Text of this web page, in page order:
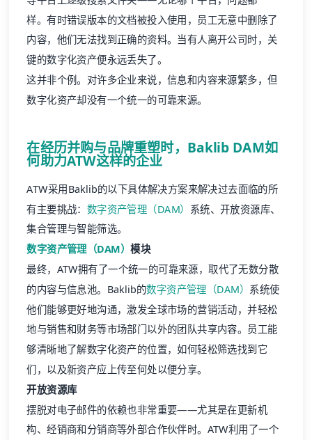
样。有时错误版本的文档被投入使用，员工无意中删除了
内容，他们无法找到正确的资料。当有人离开公司时，关
键的数字化资产便永远丢失了。
这并非个例。对许多企业来说，信息和内容来源繁多，但
数字化资产却没有一个统一的可靠来源。
在经历并购与品牌重塑时，Baklib DAM如
何助力ATW这样的企业
ATW采用Baklib的以下具体解决方案来解决过去面临的所
有主要挑战： 数字资产管理（DAM） 系统、开放资源库、
集合管理与智能筛选。
数字资产管理（DAM）模块
最终，ATW拥有了一个统一的可靠来源，取代了无数分散
的内容与信息池。Baklib的数字资产管理（DAM） 系统使
他们能够更好地沟通，激发全球市场的营销活动，并轻松
地与销售和财务等市场部门以外的团队共享内容。员工能
够清晰地了解数字化资产的位置，如何轻松筛选找到它
们，以及新资产应上传至何处以便分享。
开放资源库
摆脱对电子邮件的依赖也非常重要——尤其是在更新机
构、经销商和分销商等外部合作伙伴时。ATW利用了一个